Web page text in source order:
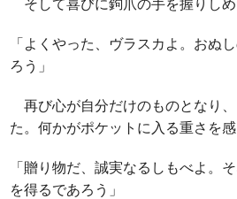
「よくやった、ヴラスカよ。おぬ
ろう」
再び心が自分だけのものとなり
た。何かがポケットに入る重さを感
「贈り物だ、誠実なるしもべよ。
を得るであろう」